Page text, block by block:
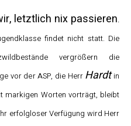
letztlich nix passieren.
findet nicht statt. Die
vergrößern die
vor der ASP, die Herr Hardtin
markigen Worten vorträgt, bleibt
erfolgloser Verfügung wird Herr